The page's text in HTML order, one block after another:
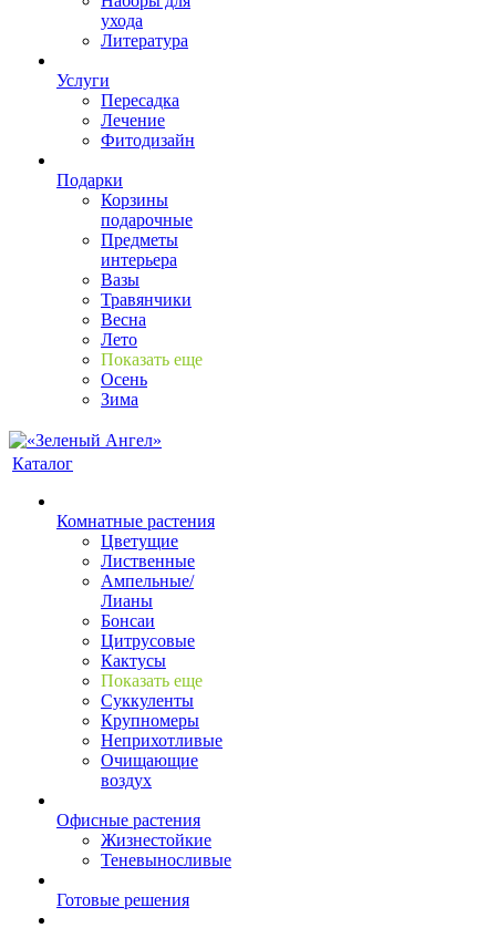
ухода
Литература
Услуги
Пересадка
Лечение
Фитодизайн
Подарки
Корзины
подарочные
Предметы
интерьера
Вазы
Травянчики
Весна
Лето
Показать еще
Осень
Зима
Каталог
Комнатные растения
Цветущие
Лиственные
Ампельные/
Лианы
Бонсаи
Цитрусовые
Кактусы
Показать еще
Суккуленты
Крупномеры
Неприхотливые
Очищающие
воздух
Офисные растения
Жизнестойкие
Теневыносливые
Готовые решения